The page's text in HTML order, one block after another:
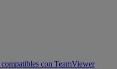
compatibles con TeamViewer